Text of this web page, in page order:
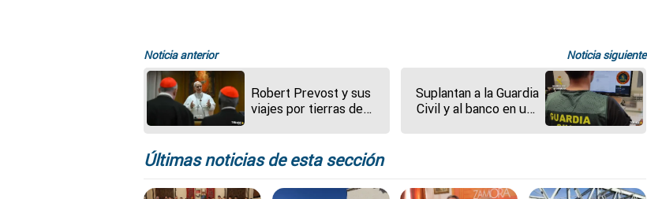
Noticia anterior
Robert Prevost y sus
viajes por tierras de
Noticia siguiente
Suplantan a la Guardia
Civil y al banco en una
Últimas noticias de esta sección